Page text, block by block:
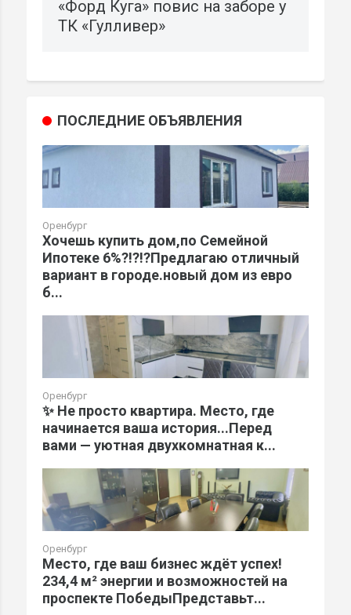
«Форд Куга» повис на заборе у
ТК «Гулливер»
ПОСЛЕДНИЕ ОБЪЯВЛЕНИЯ
Оренбург
Хочешь купить дом,по Семейной
Ипотеке 6%?!?!?Предлагаю отличный
вариант в городе.новый дом из евро
б...
Оренбург
✨ Не просто квартира. Место, где
начинается ваша история...Перед
вами — уютная двухкомнатная к...
Оренбург
Место, где ваш бизнес ждёт успех!
234,4 м² энергии и возможностей на
проспекте ПобедыПредставьт...